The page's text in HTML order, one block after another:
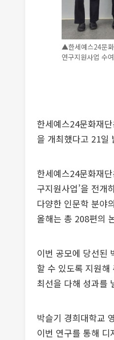
▲한세예스24문화
연구지원사업 수
한세예스24문화재
을 개최했다고 21일
한세예스24문화재
구지원사업’을 전
다양한 인문학 분야
올해는 총 208편의
이번 공모에 당선된
할 수 있도록 지원
최선을 다해 성과를
박슬기 경희대학교
이번 연구를 통해